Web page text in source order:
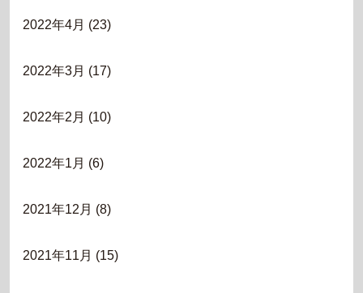
2022年4月 (23)
2022年3月 (17)
2022年2月 (10)
2022年1月 (6)
2021年12月 (8)
2021年11月 (15)